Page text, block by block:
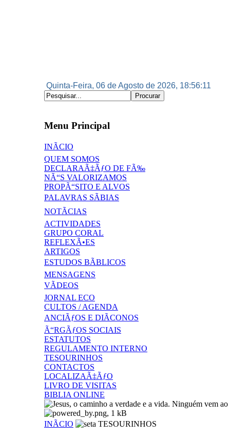
Quinta-Feira, 06 de Agosto de 2026, 18:56:12
Menu Principal
INÃCIO
QUEM SOMOS
DECLARAÃ‡ÃƒO DE FÃ‰
NÃ“S VALORIZAMOS
PROPÃ“SITO E ALVOS
PALAVRAS SÃBIAS
NOTÃCIAS
ACTIVIDADES
GRUPO CORAL
REFLEXÃ•ES
ARTIGOS
ESTUDOS BÃBLICOS
MENSAGENS
VÃDEOS
JORNAL ECO
CULTOS / AGENDA
ANCIÃƒOS E DIÃCONOS
Ã“RGÃƒOS SOCIAIS
ESTATUTOS
REGULAMENTO INTERNO
TESOURINHOS
CONTACTOS
LOCALIZAÃ‡ÃƒO
LIVRO DE VISITAS
BIBLIA ONLINE
INÃCIO TESOURINHOS